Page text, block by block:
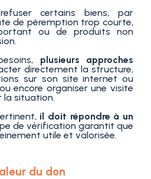
certains biens, par
de péremption trop courte,
ou de produits non
plusieurs approches
directement la structure,
sur son site internet ou
encore organiser une visite
la situation.
il doit répondre à un
de vérification garantit que
utile et valorisée.
du don